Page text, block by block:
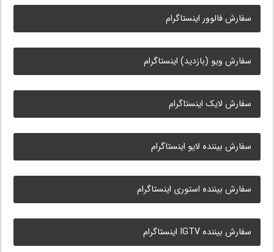
سفارش فالوور اینستاگرام
سفارش ویو (بازدید) اینستاگرام
سفارش لایک اینستاگرام
سفارش بیننده لایو اینستاگرام
سفارش بیننده استوری اینستاگرام
سفارش بیننده IGTV اینستاگرام